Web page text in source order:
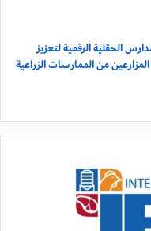
الحقلية الرقمية لتعزيز
من الممارسات الزراعية